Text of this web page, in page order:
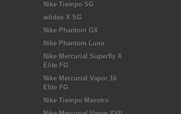
Nike Tiempo SG
adidas X SG
Nike Phantom GX
Nike Phantom Luna
Nike Mercurial Superfly X
Elite FG
Nike Mercurial Vapor 16
Elite FG
Nike Tiempo Maestro